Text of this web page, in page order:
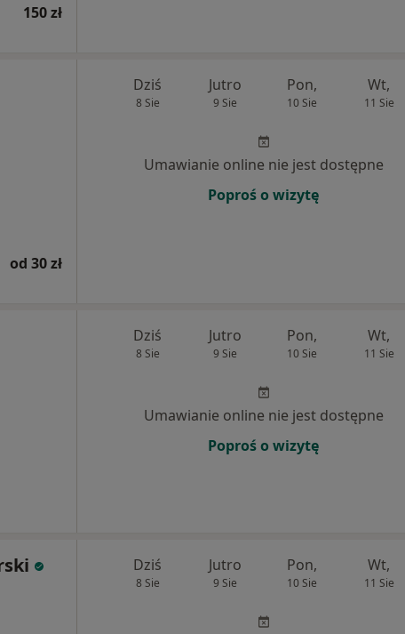
150 zł
od 30 zł
Dziś
8 Sie
Jutro
9 Sie
Pon,
10 Sie
Wt,
11 Sie
Umawianie online nie jest dostępne
Poproś o wizytę
Dziś
8 Sie
Jutro
9 Sie
Pon,
10 Sie
Wt,
11 Sie
Umawianie online nie jest dostępne
Poproś o wizytę
Dziś
8 Sie
Jutro
9 Sie
Pon,
10 Sie
Wt,
11 Sie